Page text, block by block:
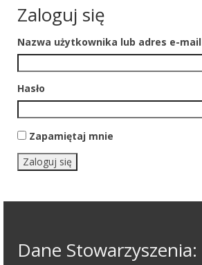
Zaloguj się
Nazwa użytkownika lub adres e-mail
Hasło
Zapamiętaj mnie
Zaloguj się
Dane Stowarzyszenia: